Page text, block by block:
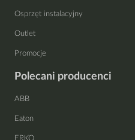
Osprzęt instalacyjny
Outlet
Promocje
Polecani producenci
ABB
Eaton